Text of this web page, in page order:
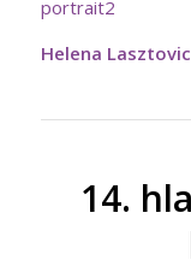
Helena
14.